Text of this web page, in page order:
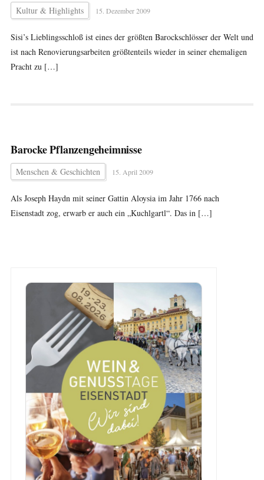
Kultur & Highlights 15. Dezember 2009
Sisi’s Lieblingsschloß ist eines der größten Barockschlösser der Welt und
ist nach Renovierungsarbeiten größtenteils wieder in seiner ehemaligen
Pracht zu […]
Barocke Pflanzengeheimnisse
Menschen & Geschichten 15. April 2009
Als Joseph Haydn mit seiner Gattin Aloysia im Jahr 1766 nach
Eisenstadt zog, erwarb er auch ein „Kuchlgartl“. Das in […]